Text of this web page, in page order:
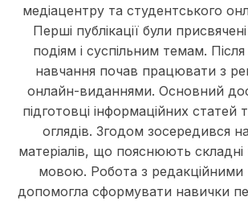
медіацентру та студентського
Перші публікації були
подіям і суспільним темам.
навчання почав працювати з
онлайн-виданнями. Основний
підготовці інформаційних статей
оглядів. Згодом зосередився
матеріалів, що пояснюють
мовою. Робота з
допомогла сформувати навички